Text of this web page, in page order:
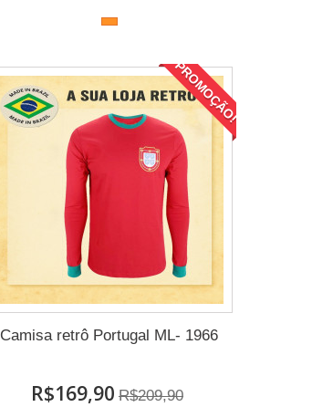
PROMOÇÃO!
Camisa retrô Portugal ML- 1966
R$169,90 R$209,90